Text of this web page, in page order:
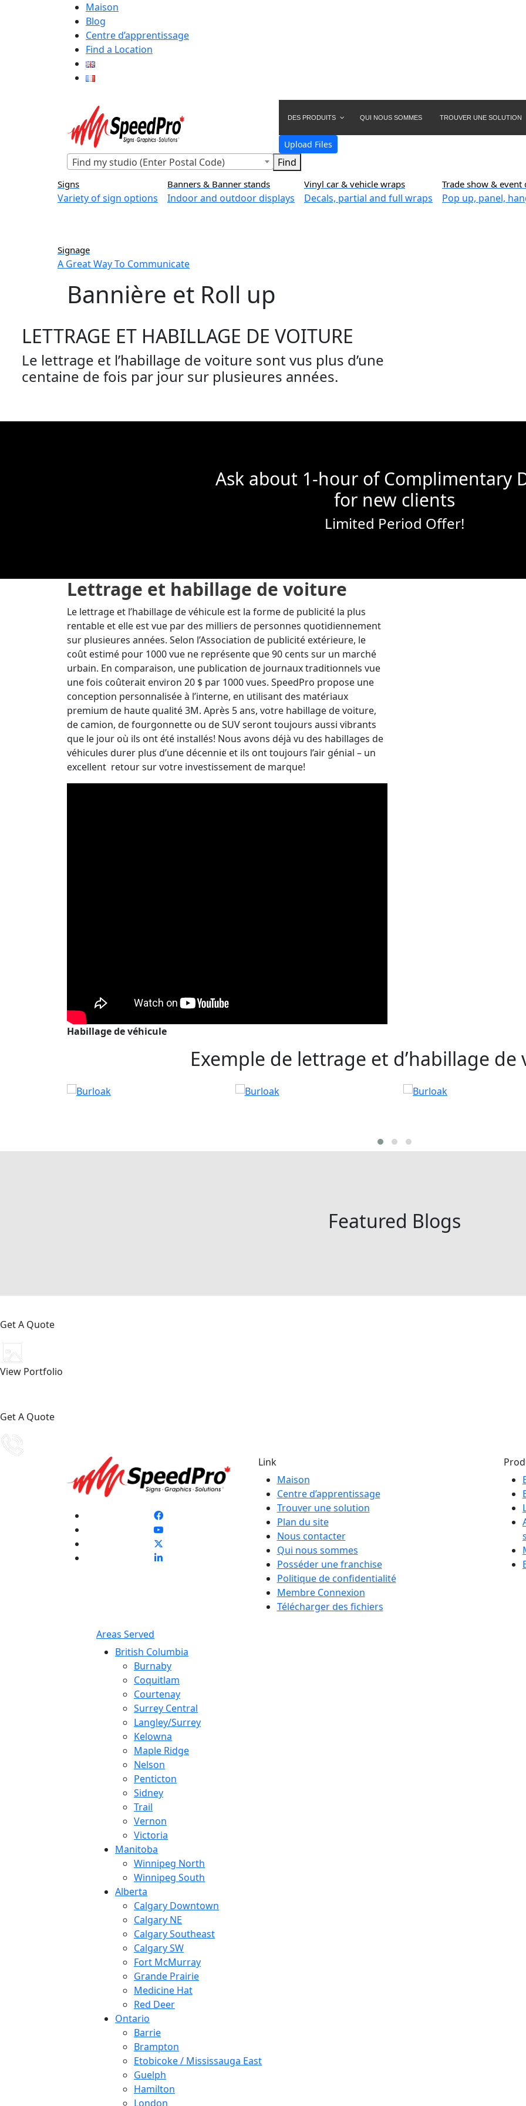
Maison
Blog
Centre d’apprentissage
Find a Location
DES PRODUITS QUI NOUS SOMMES TROUVER UNE SOLUTION
Upload Files
Find my studio (Enter Postal Code)
Signs
Variety of sign options
Banners & Banner stands
Indoor and outdoor displays
Vinyl car & vehicle wraps
Decals, partial and full wraps
Trade show & event
Pop up, panel,
Signage
A Great Way To Communicate
Bannière et Roll up
LETTRAGE ET HABILLAGE DE VOITURE
Le lettrage et l’habillage de voiture sont vus plus d’une
centaine de fois par jour sur plusieures années.
Ask about 1-hour of Complimentary
for new clients
Limited Period Offer!
Lettrage et habillage de voiture
Le lettrage et l’habillage de véhicule est la forme de publicité la plus
rentable et elle est vue par des milliers de personnes quotidiennement
sur plusieures années. Selon l’Association de publicité extérieure, le
coût estimé pour 1000 vue ne représente que 90 cents sur un marché
urbain. En comparaison, une publication de journaux traditionnels vue
une fois coûterait environ 20 $ par 1000 vues. SpeedPro propose une
conception personnalisée à l’interne, en utilisant des matériaux
premium de haute qualité 3M. Après 5 ans, votre habillage de voiture,
de camion, de fourgonnette ou de SUV seront toujours aussi vibrants
que le jour où ils ont été installés! Nous avons déjà vu des habillages de
véhicules durer plus d’une décennie et ils ont toujours l’air génial – un
excellent retour sur votre investissement de marque!
Habillage de véhicule
Exemple de lettrage et d’habillage de
Featured Blogs
Get A Quote
View Portfolio
Get A Quote
Link
Maison
Centre d’apprentissage
Trouver une solution
Plan du site
Nous contacter
Qui nous sommes
Posséder une franchise
Politique de confidentialité
Membre Connexion
Télécharger des fichiers
Areas Served
British Columbia
Burnaby
Coquitlam
Courtenay
Surrey Central
Langley/Surrey
Kelowna
Maple Ridge
Nelson
Penticton
Sidney
Trail
Vernon
Victoria
Manitoba
Winnipeg North
Winnipeg South
Alberta
Calgary Downtown
Calgary NE
Calgary Southeast
Calgary SW
Fort McMurray
Grande Prairie
Medicine Hat
Red Deer
Ontario
Barrie
Brampton
Etobicoke / Mississauga East
Guelph
Hamilton
London